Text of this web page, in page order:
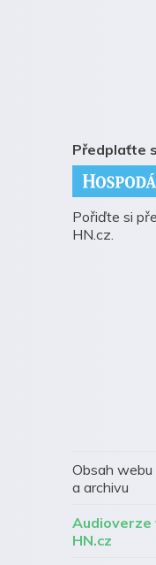
Předplaťte
Pořiďte si
HN.cz.
Obsah
a archivu
Audioverze
HN.cz